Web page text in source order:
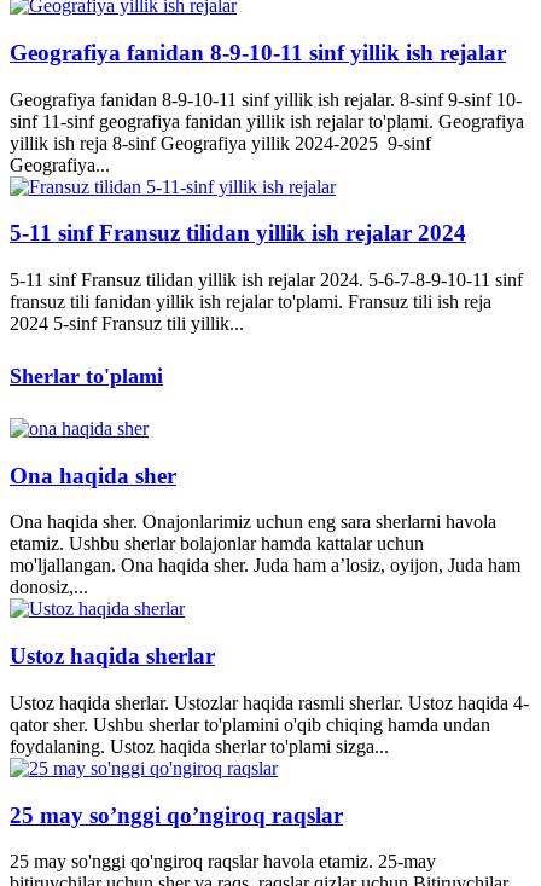
Geografiya fanidan 8-9-10-11 sinf yillik ish rejalar
Geografiya fanidan 8-9-10-11 sinf yillik ish rejalar. 8-sinf 9-sinf 10-
sinf 11-sinf geografiya fanidan yillik ish rejalar to'plami. Geografiya
yillik ish reja 8-sinf Geografiya yillik 2024-2025 9-sinf
Geografiya...
5-11 sinf Fransuz tilidan yillik ish rejalar 2024
5-11 sinf Fransuz tilidan yillik ish rejalar 2024. 5-6-7-8-9-10-11 sinf
fransuz tili fanidan yillik ish rejalar to'plami. Fransuz tili ish reja
2024 5-sinf Fransuz tili yillik...
Sherlar to'plami
Ona haqida sher
Ona haqida sher. Onajonlarimiz uchun eng sara sherlarni havola
etamiz. Ushbu sherlar bolajonlar hamda kattalar uchun
mo'ljallangan. Ona haqida sher. Juda ham a’losiz, oyijon, Juda ham
donosiz,...
Ustoz haqida sherlar
Ustoz haqida sherlar. Ustozlar haqida rasmli sherlar. Ustoz haqida 4-
qator sher. Ushbu sherlar to'plamini o'qib chiqing hamda undan
foydalaning. Ustoz haqida sherlar to'plami sizga...
25 may so’nggi qo’ngiroq raqslar
25 may so'nggi qo'ngiroq raqslar havola etamiz. 25-may